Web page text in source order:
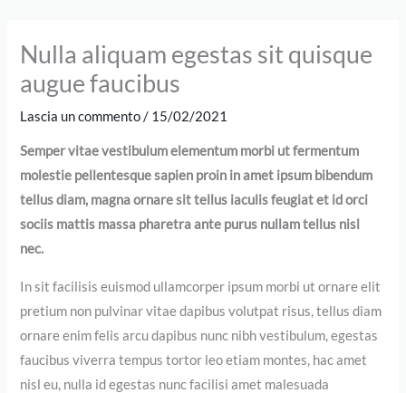
contenuto
Nulla aliquam egestas sit quisque
augue faucibus
Lascia un commento / 15/02/2021
Semper vitae vestibulum elementum morbi ut fermentum
molestie pellentesque sapien proin in amet ipsum bibendum
tellus diam, magna ornare sit tellus iaculis feugiat et id orci
sociis mattis massa pharetra ante purus nullam tellus nisl
nec.
In sit facilisis euismod ullamcorper ipsum morbi ut ornare elit
pretium non pulvinar vitae dapibus volutpat risus, tellus diam
ornare enim felis arcu dapibus nunc nibh vestibulum, egestas
faucibus viverra tempus tortor leo etiam montes, hac amet
nisl eu, nulla id egestas nunc facilisi amet malesuada